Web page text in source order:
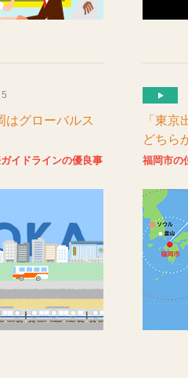
はグローバルス
イドラインの優良事
「東京
どちら
福岡市の